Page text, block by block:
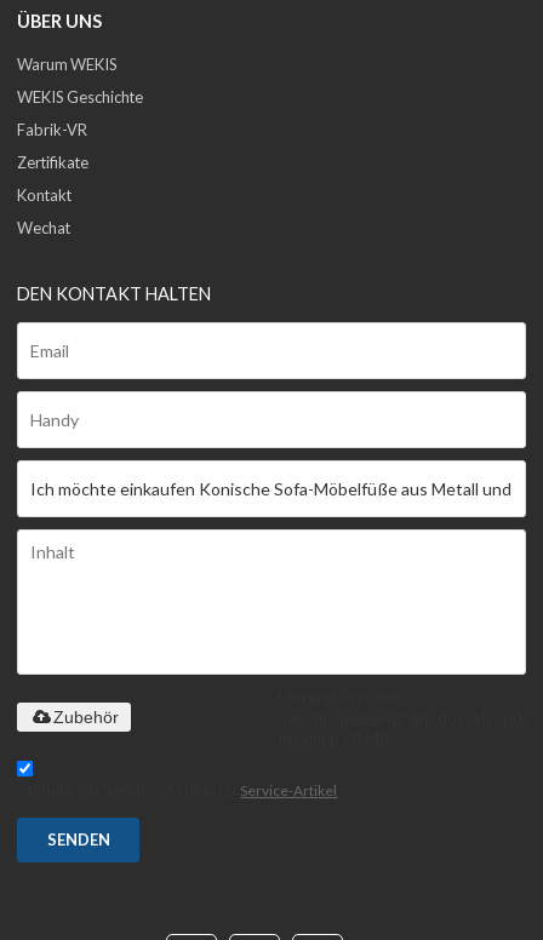
ÜBER UNS
Warum WEKIS
WEKIS Geschichte
Fabrik-VR
Zertifikate
Kontakt
Wechat
DEN KONTAKT HALTEN
Zubehör
Service-Artikel
SENDEN